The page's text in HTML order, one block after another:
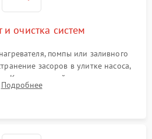
и очистка систем
помпы или заливного
засоров в улитке насоса,
Компонентный ремонт платы
поврежденной проводки.
Подробнее